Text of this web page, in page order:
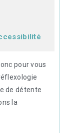
pour vous
de détente
la